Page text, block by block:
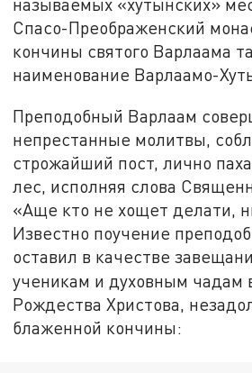
Спасо-Преображенский
кончины святого Варлаама
наименование Варлаамо-
Преподобный Варлаам
непрестанные молитвы,
строжайший пост, лично
лес, исполняя слова
«Аще кто не хощет делати,
Известно поучение
оставил в качестве
ученикам и духовным чадам
Рождества Христова,
блаженной кончины: